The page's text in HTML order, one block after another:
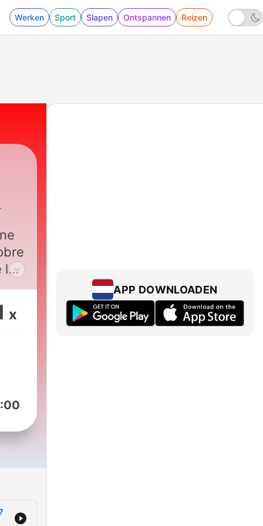
Werken Sport Slapen Ontspannen Reizen
los
x
APP DOWNLOADEN